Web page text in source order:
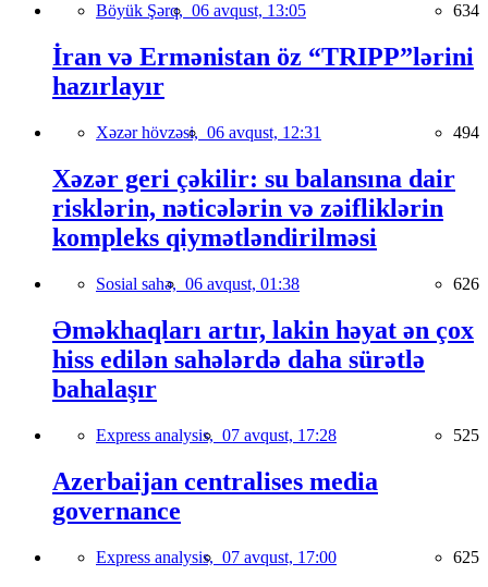
Böyük Şərq, 06 avqust, 13:05 634
İran və Ermənistan öz “TRIPP”lərini
hazırlayır
Xəzər hövzəsi, 06 avqust, 12:31 494
Xəzər geri çəkilir: su balansına dair
risklərin, nəticələrin və zəifliklərin
kompleks qiymətləndirilməsi
Sosial sahə, 06 avqust, 01:38 626
Əməkhaqları artır, lakin həyat ən çox
hiss edilən sahələrdə daha sürətlə
bahalaşır
Express analysis, 07 avqust, 17:28 525
Azerbaijan centralises media
governance
Express analysis, 07 avqust, 17:00 625